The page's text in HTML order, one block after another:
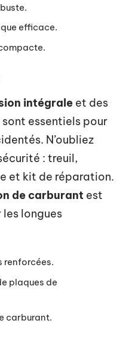
efficace.
intégrale et des
sont essentiels pour
N’oubliez
: treuil,
et kit de réparation.
de carburant est
longues
renforcées.
plaques de
carburant.